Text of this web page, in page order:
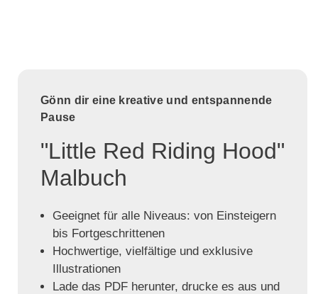
Gönn dir eine kreative und entspannende
Pause
"Little Red Riding Hood"
Malbuch
Geeignet für alle Niveaus: von Einsteigern
bis Fortgeschrittenen
Hochwertige, vielfältige und exklusive
Illustrationen
Lade das PDF herunter, drucke es aus und